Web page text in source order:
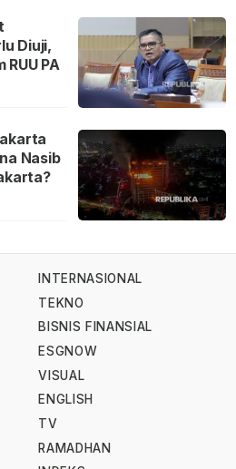
Diuji,
RUU PA
Nasib
INTERNASIONAL
TEKNO
BISNIS FINANSIAL
ESGNOW
VISUAL
ENGLISH
TV
RAMADHAN